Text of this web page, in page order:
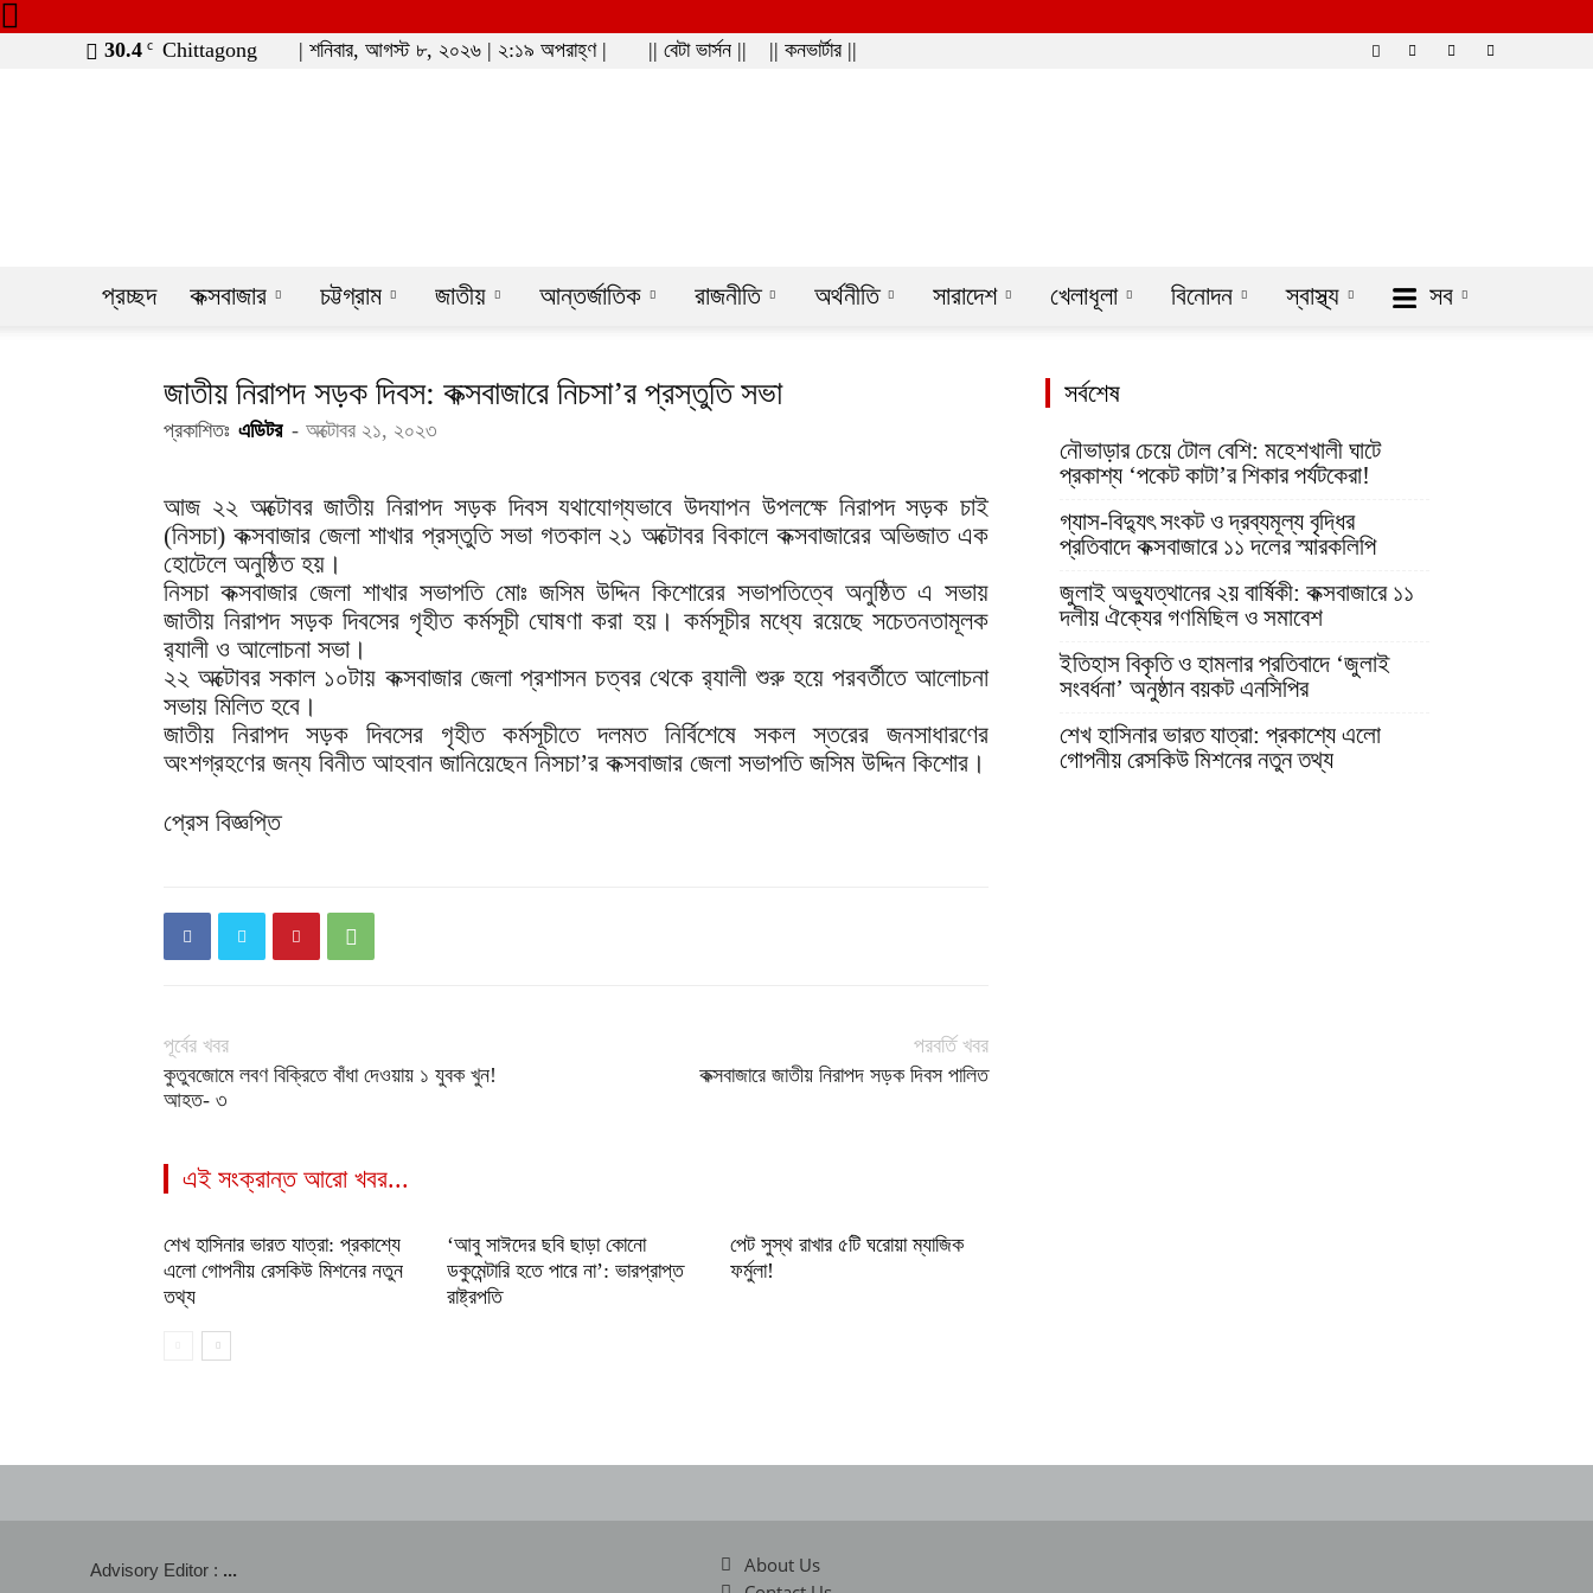
30.4 C Chittagong | শনিবার, আগস্ট ৮, ২০২৬ | ২:১৯ অপরাহ্ণ | || বেটা ভার্সন || || কনভার্টার ||
প্রচ্ছদ কক্সবাজার চট্টগ্রাম জাতীয় আন্তর্জাতিক রাজনীতি অর্থনীতি সারাদেশ খেলাধূলা বিনোদন স্বাস্থ্য সব
জাতীয় নিরাপদ সড়ক দিবস: কক্সবাজারে নিচসা’র প্রস্তুতি সভা
প্রকাশিতঃ এডিটর - অক্টোবর ২১, ২০২৩
আজ ২২ অক্টোবর জাতীয় নিরাপদ সড়ক দিবস যথাযোগ্যভাবে উদযাপন উপলক্ষে নিরাপদ সড়ক চাই
(নিসচা) কক্সবাজার জেলা শাখার প্রস্তুতি সভা গতকাল ২১ অক্টোবর বিকালে কক্সবাজারের অভিজাত এক
হোটেলে অনুষ্ঠিত হয়।
নিসচা কক্সবাজার জেলা শাখার সভাপতি মোঃ জসিম উদ্দিন কিশোরের সভাপতিত্বে অনুষ্ঠিত এ সভায়
জাতীয় নিরাপদ সড়ক দিবসের গৃহীত কর্মসূচী ঘোষণা করা হয়। কর্মসূচীর মধ্যে রয়েছে সচেতনতামূলক
র‌্যালী ও আলোচনা সভা।
২২ অক্টোবর সকাল ১০টায় কক্সবাজার জেলা প্রশাসন চত্বর থেকে র‌্যালী শুরু হয়ে পরবর্তীতে আলোচনা
সভায় মিলিত হবে।
জাতীয় নিরাপদ সড়ক দিবসের গৃহীত কর্মসূচীতে দলমত নির্বিশেষে সকল স্তরের জনসাধারণের
অংশগ্রহণের জন্য বিনীত আহবান জানিয়েছেন নিসচা’র কক্সবাজার জেলা সভাপতি জসিম উদ্দিন কিশোর।
প্রেস বিজ্ঞপ্তি
পূর্বের খবর
কুতুবজোমে লবণ বিক্রিতে বাঁধা দেওয়ায় ১ যুবক খুন!
আহত- ৩
পরবর্তি খবর
কক্সবাজারে জাতীয় নিরাপদ সড়ক দিবস পালিত
এই সংক্রান্ত আরো খবর...
শেখ হাসিনার ভারত যাত্রা: প্রকাশ্যে
এলো গোপনীয় রেসকিউ মিশনের নতুন
তথ্য
‘আবু সাঈদের ছবি ছাড়া কোনো
ডকুমেন্টারি হতে পারে না’: ভারপ্রাপ্ত
রাষ্ট্রপতি
পেট সুস্থ রাখার ৫টি ঘরোয়া ম্যাজিক
ফর্মুলা!
সর্বশেষ
নৌভাড়ার চেয়ে টোল বেশি: মহেশখালী ঘাটে
প্রকাশ্য ‘পকেট কাটা’র শিকার পর্যটকেরা!
গ্যাস-বিদ্যুৎ সংকট ও দ্রব্যমূল্য বৃদ্ধির
প্রতিবাদে কক্সবাজারে ১১ দলের স্মারকলিপি
জুলাই অভ্যুত্থানের ২য় বার্ষিকী: কক্সবাজারে ১১
দলীয় ঐক্যের গণমিছিল ও সমাবেশ
ইতিহাস বিকৃতি ও হামলার প্রতিবাদে ‘জুলাই
সংবর্ধনা’ অনুষ্ঠান বয়কট এনসিপির
শেখ হাসিনার ভারত যাত্রা: প্রকাশ্যে এলো
গোপনীয় রেসকিউ মিশনের নতুন তথ্য
Advisory Editor : ...
About Us